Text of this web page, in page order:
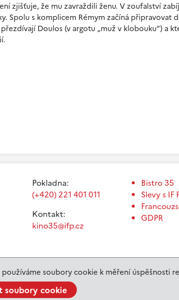
soubory cookie k měření úspěšnosti
soubory cookie
zjišťuje, že mu zavraždili ženu. V zoufalství
Spolu s komplicem Rémym začíná připravovat
Doulos (v argotu „muž v klobouku”) a
Pokladna:
(+420) 221 401 011
Kontakt:
kino35@ifp.cz
Bistro 35
Slevy s IF
GDPR